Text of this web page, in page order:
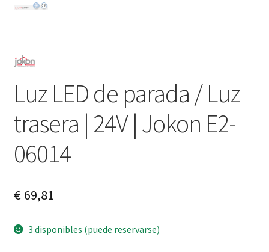
Luz LED de parada / Luz
trasera | 24V | Jokon E2-
06014
€69,81
3 disponibles (puede reservarse)